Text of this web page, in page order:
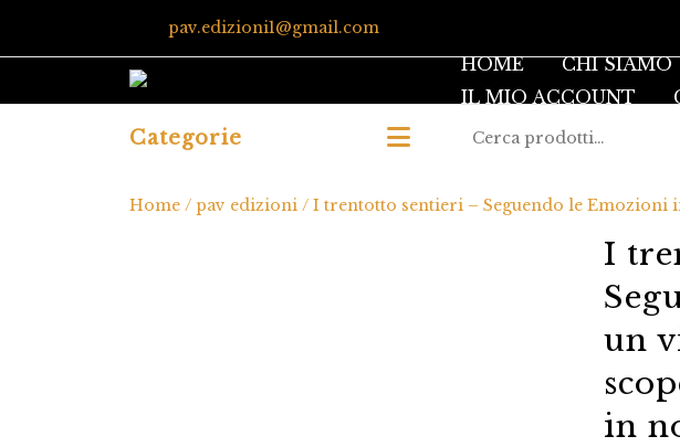
pav.edizioni1@gmail.com
HOME CHI SIAMO
IL MIO ACCOUNT
Categorie
Home / pav edizioni / I trentotto sentieri – Seguendo le Emozioni
I
un
in